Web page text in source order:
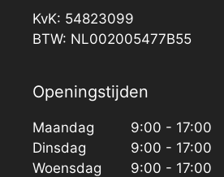
KvK: 54823099
BTW: NL002005477B55
Openingstijden
Maandag
Dinsdag
Woensdag
9:00 - 17:00
9:00 - 17:00
9:00 - 17:00